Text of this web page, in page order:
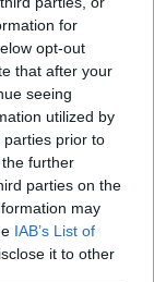
for
opt-out
that after your
seeing
utilized by
parties prior to
further
parties on the
may
IAB’s List of
it to other